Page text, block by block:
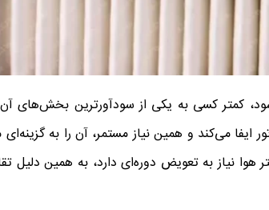
کمتر کسی به یکی از سودآورترین بخش‌های آن
ایفا می‌کند و همین نیاز مستمر، آن را به
هوا نیاز به تعویض دوره‌ای دارد، به همین دلیل